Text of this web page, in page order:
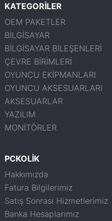
KATEGORİLER
OEM PAKETLER
BİLGİSAYAR
BİLGİSAYAR BİLEŞENLERİ
ÇEVRE BİRİMLERİ
OYUNCU EKİPMANLARI
OYUNCU AKSESUARLARI
AKSESUARLAR
YAZILIM
MONİTÖRLER
PCKOLİK
Hakkımızda
Fatura Bilgilerimiz
Satış Sonrası Hizmetlerimiz
Banka Hesaplarımız